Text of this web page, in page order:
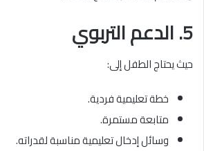
5. الدعم التربوي
حيث يحتاج الطفل إلى:
خطة تعليمية فردية.
متابعة مستمرة.
وسائل إدخال تعليمية مناسبة لقدراته.